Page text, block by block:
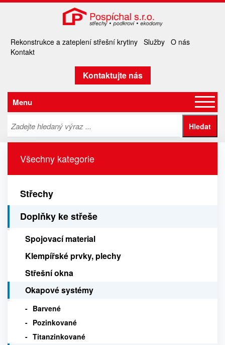
Rekonstrukce a zateplení střešní krytiny Služby O nás
Kontakt
Kontaktujte nás
Menu
Všechny kategorie
Střechy
Doplňky ke střeše
Spojovací material
Klempířské prvky, plechy
Střešní okna
Okapové systémy
Barvené
Pozinkované
Titanzinkované